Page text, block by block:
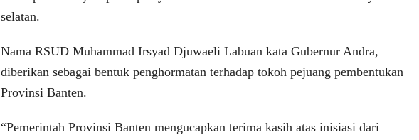
selatan.
Nama RSUD Muhammad Irsyad Djuwaeli Labuan kata Gubernur Andra,
diberikan sebagai bentuk penghormatan terhadap tokoh pejuang pembentukan
Provinsi Banten.
“Pemerintah Provinsi Banten mengucapkan terima kasih atas inisiasi dari